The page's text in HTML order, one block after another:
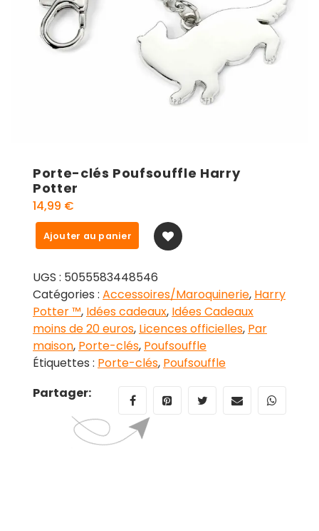
Porte-clés Poufsouffle Harry
Potter
14,99 €
quantité
de
clés
Poufsouffle
Harry
Potter
Ajouter au panier
UGS : 5055583448546
Catégories : Accessoires/Maroquinerie, Harry
Potter ™, Idées cadeaux, Idées Cadeaux
moins de 20 euros, Licences officielles, Par
maison, Porte-clés, Poufsouffle
Étiquettes : Porte-clés, Poufsouffle
Partager: